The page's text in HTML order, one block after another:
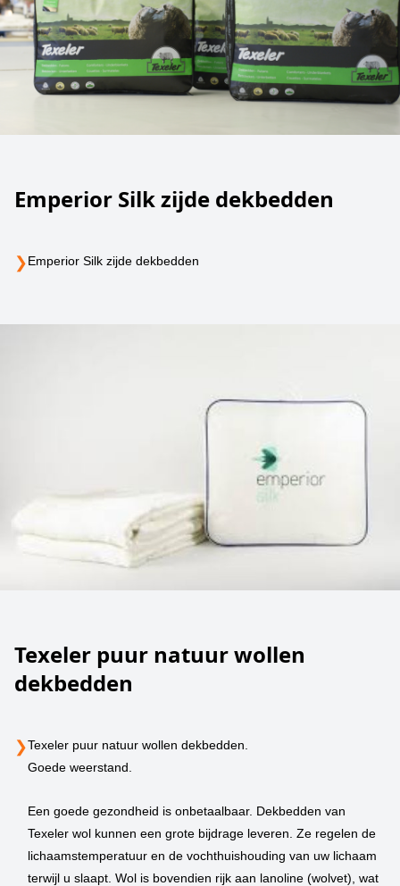
Emperior Silk zijde dekbedden
❯Emperior Silk zijde dekbedden
Texeler puur natuur wollen
dekbedden
❯Texeler puur natuur wollen dekbedden.
Goede weerstand.
Een goede gezondheid is onbetaalbaar. Dekbedden van
Texeler wol kunnen een grote bijdrage leveren. Ze regelen de
lichaamstemperatuur en de vochthuishouding van uw lichaam
terwijl u slaapt. Wol is bovendien rijk aan lanoline (wolvet), wat